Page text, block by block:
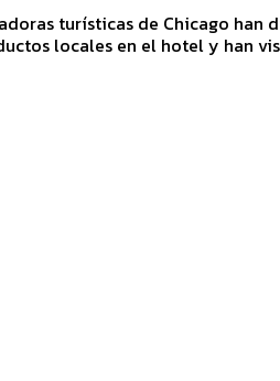
turísticas de Chicago han
locales en el hotel y han